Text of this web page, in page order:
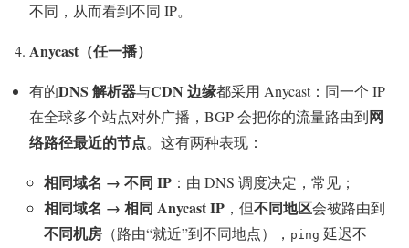
不同，从而看到不同 IP。
Anycast（任一播）
有的DNS 解析器与CDN 边缘都采用 Anycast：同一个 IP
在全球多个站点对外广播，BGP 会把你的流量路由到网
络路径最近的节点。这有两种表现：
相同域名 → 不同 IP ：由 DNS 调度决定，常见；
相同域名 → 相同 Anycast IP ，但不同地区会被路由到
不同机房 （路由“就近”到不同地点）， ping 延迟不